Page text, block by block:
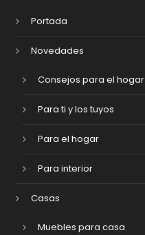
Portada
Novedades
Consejos para el hogar
Para ti y los tuyos
Para el hogar
Para interior
Casas
Muebles para casa